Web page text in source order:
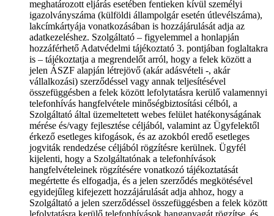
meghatározott eljárás esetében fentieken kívül személyi
igazolványszáma (külföldi állampolgár esetén útlevélszáma),
lakcímkártyája vonatkozásában is hozzájárulását adja az
adatkezeléshez. Szolgáltató – figyelemmel a honlapján
hozzáférhető Adatvédelmi tájékoztató 3. pontjában foglaltakra
is – tájékoztatja a megrendelőt arról, hogy a felek között a
jelen ÁSZF alapján létrejövő (akár adásvételi -, akár
vállalkozási) szerződéssel vagy annak teljesítésével
összefüggésben a felek között lefolytatásra kerülő valamennyi
telefonhívás hangfelvétele minőségbiztosítási célból, a
Szolgáltató által üzemeltetett webes felület hatékonyságának
mérése és/vagy fejlesztése céljából, valamint az Ügyfelektől
érkező esetleges kifogások, és az azokból eredő esetleges
jogviták rendedzése céljából rögzítésre kerülnek. Ügyfél
kijelenti, hogy a Szolgáltatónak a telefonhívások
hangfelvételeinek rögzítésére vonatkozó tájékoztatását
megértette és elfogadja, és a jelen szerződés megkötésével
egyidejűleg kifejezett hozzájárulását adja ahhoz, hogy a
Szolgáltató a jelen szerződéssel összefüggésben a felek között
lefolytatásra kerülő telefonhívások hanganyagát rögzítse, és